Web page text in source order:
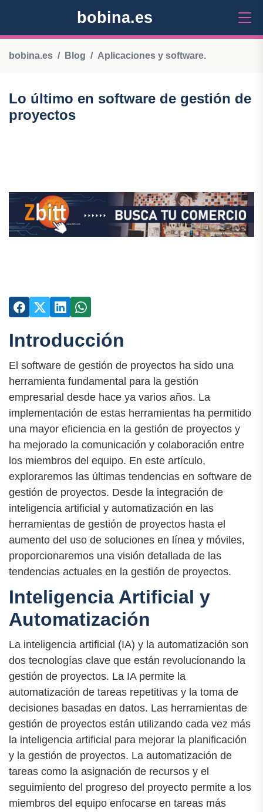
bobina.es
bobina.es Blog Aplicaciones y software.
Lo último en software de gestión de
proyectos
Introducción
El software de gestión de proyectos ha sido una
herramienta fundamental para la gestión
empresarial desde hace ya varios años. La
implementación de estas herramientas ha permitido
una mayor eficiencia en la gestión de proyectos y
ha mejorado la comunicación y colaboración entre
los miembros del equipo. En este artículo,
exploraremos las últimas tendencias en software de
gestión de proyectos. Desde la integración de
inteligencia artificial y automatización en las
herramientas de gestión de proyectos hasta el
aumento del uso de soluciones en línea y móviles,
proporcionaremos una visión detallada de las
tendencias actuales en la gestión de proyectos.
Inteligencia Artificial y
Automatización
La inteligencia artificial (IA) y la automatización son
dos tecnologías clave que están revolucionando la
gestión de proyectos. La IA permite la
automatización de tareas repetitivas y la toma de
decisiones basadas en datos. Las herramientas de
gestión de proyectos están utilizando cada vez más
la inteligencia artificial para mejorar la planificación
y la gestión de proyectos. La automatización de
tareas como la asignación de recursos y el
seguimiento del progreso del proyecto permite a los
miembros del equipo enfocarse en tareas más